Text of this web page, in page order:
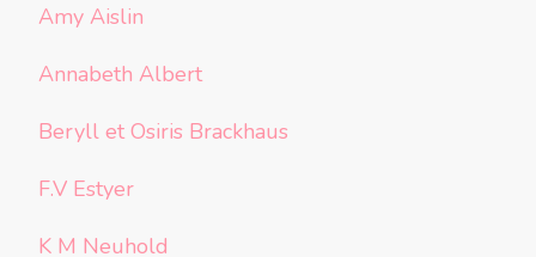
Amy Aislin
Annabeth Albert
Beryll et Osiris Brackhaus
F.V Estyer
K M Neuhold